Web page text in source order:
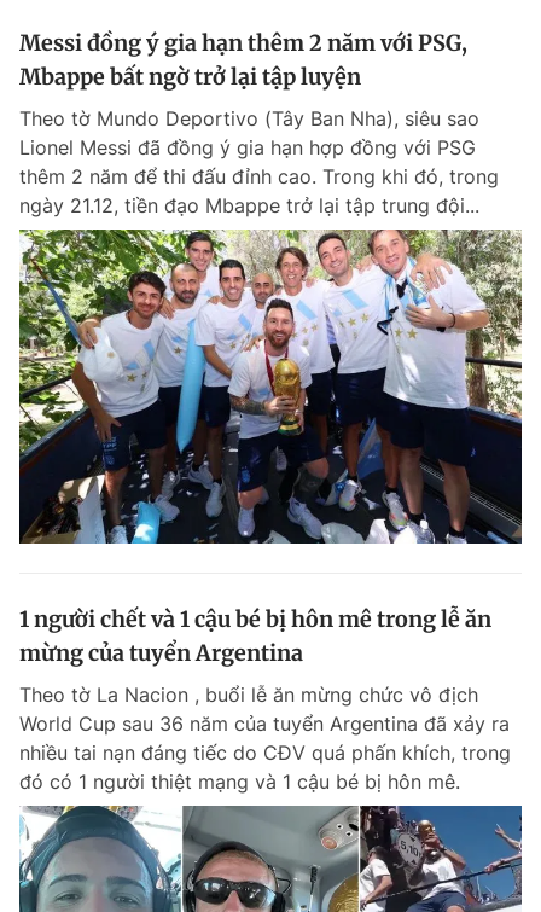
Tổng thư ký tòa soạn: Đức Trung
Giấy phép xuất bản số 110/GP - BTTTT cấp ngày 24.3.2020
© 2003-2026 Bản quyền thuộc về Báo Thanh Niên. Cấm sao chép
dưới mọi hình thức nếu không có sự chấp thuận bằng văn bản.
Phát triển bởi ePi Technologies, JSC.
Messi đồng ý gia hạn thêm 2 năm với PSG,
Mbappe bất ngờ trở lại tập luyện
Theo tờ Mundo Deportivo (Tây Ban Nha), siêu sao
Lionel Messi đã đồng ý gia hạn hợp đồng với PSG
thêm 2 năm để thi đấu đỉnh cao. Trong khi đó, trong
ngày 21.12, tiền đạo Mbappe trở lại tập trung đội...
1 người chết và 1 cậu bé bị hôn mê trong lễ ăn
mừng của tuyển Argentina
Theo tờ La Nacion , buổi lễ ăn mừng chức vô địch
World Cup sau 36 năm của tuyển Argentina đã xảy ra
nhiều tai nạn đáng tiếc do CĐV quá phấn khích, trong
đó có 1 người thiệt mạng và 1 cậu bé bị hôn mê.